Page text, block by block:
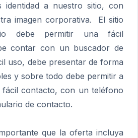
identidad a nuestro sitio, con
imagen corporativa. El sitio
debe permitir una fácil
contar con un buscador de
uso, debe presentar de forma
y sobre todo debe permitir a
fácil contacto, con un teléfono
de contacto.
que la oferta incluya